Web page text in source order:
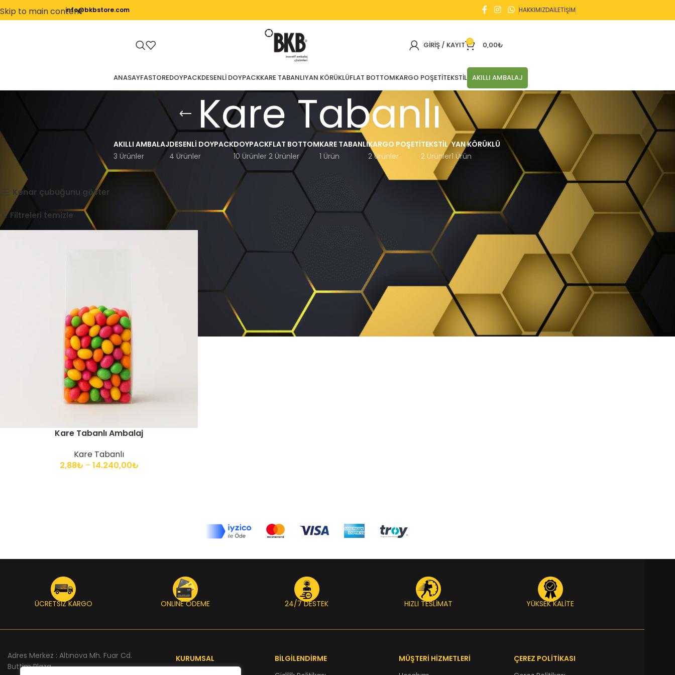
Skip to main contentinfo@bkbstore.com HAKKIMIZDAİLETİŞİM
GIRIŞ / KAYIT 0 0,00₺
ANASAYFASTOREDOYPACKDESENLI DOYPACKKARE TABANLIYAN KÖRÜKLÜFLAT BOTTOMKARGO POŞETITEKSTIL AKILLI AMBALAJ
Kare Tabanlı
AKILLI AMBALAJ
3 Ürünler
DESENLI DOYPACK
4 Ürünler
DOYPACK
10 Ürünler
FLAT BOTTOM
2 Ürünler
KARE TABANLI
1 Ürün
KARGO POŞETI
2 Ürünler
TEKSTIL
2 Ürünler
YAN KÖRÜKLÜ
1 Ürün
Ana Sayfa
Tek bir sonuç gösteriliyor
Kenar çubuğunu göster
Göster
Filtreleri temizle Doypack
Kare Tabanlı Ambalaj
Kare Tabanlı
2,88₺ – 14.240,00₺
ÜCRETSİZ KARGO ONLINE ÖDEME 24/7 DESTEK HIZLI TESLİMAT YÜKSEK KALİTE
Adres Merkez : Altınova Mh. Fuar Cd.
Buttim Plaza
KURUMSAL
BİLGİLENDİRME
MÜŞTERİ HİZMETLERİ
ÇEREZ POLİTİKASI